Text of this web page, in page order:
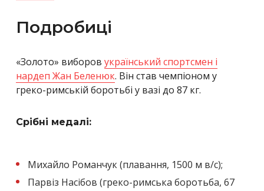
Подробиці
«Золото» виборов український спортсмен і
нардеп Жан Беленюк. Він став чемпіоном у
греко-римській боротьбі у вазі до 87 кг.
Срібні медалі:
Михайло Романчук (плавання, 1500 м в/c);
Парвіз Насібов (греко-римська боротьба, 67